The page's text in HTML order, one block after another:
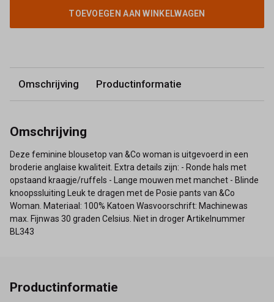
TOEVOEGEN AAN WINKELWAGEN
Omschrijving Productinformatie
Omschrijving
Deze feminine blousetop van &Co woman is uitgevoerd in een
broderie anglaise kwaliteit. Extra details zijn: - Ronde hals met
opstaand kraagje/ruffels - Lange mouwen met manchet - Blinde
knoopssluiting Leuk te dragen met de Posie pants van &Co
Woman. Materiaal: 100% Katoen Wasvoorschrift: Machinewas
max. Fijnwas 30 graden Celsius. Niet in droger Artikelnummer
BL343
Productinformatie